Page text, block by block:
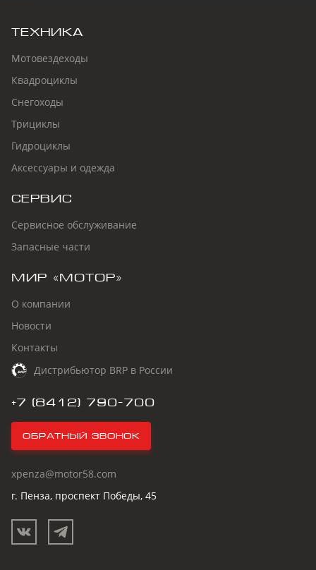
ТЕХНИКА
Мотовездеходы
Квадроциклы
Снегоходы
Трициклы
Гидроциклы
Аксессуары и одежда
СЕРВИС
Сервисное обслуживание
Запасные части
МИР «МОТОР»
О компании
Новости
Контакты
Дистрибьютор BRP в России
+7 (8412) 790-700
Обратный звонок
xpenza@motor58.com
г. Пенза, проспект Победы, 45